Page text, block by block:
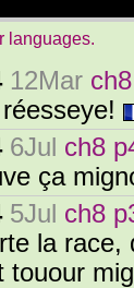
languages.
12Mar
6Jul ch8
ça
5Jul ch8
la race,
touour